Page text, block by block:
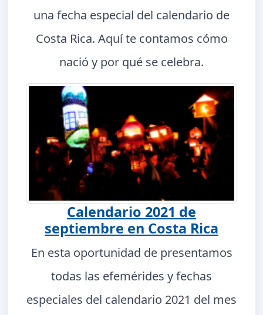
una fecha especial del calendario de
Costa Rica. Aquí te contamos cómo
nació y por qué se celebra.
Calendario 2021 de
septiembre en Costa Rica
En esta oportunidad de presentamos
todas las efemérides y fechas
especiales del calendario 2021 del mes